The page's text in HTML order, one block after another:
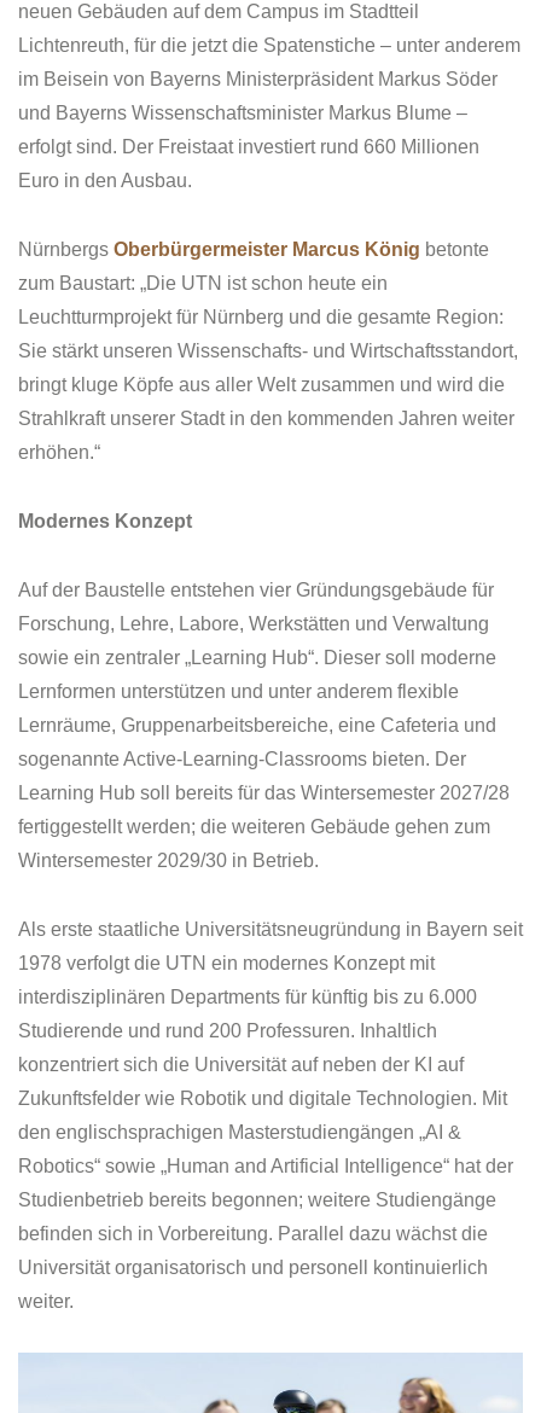
neuen Gebäuden auf dem Campus im Stadtteil
Lichtenreuth, für die jetzt die Spatenstiche – unter anderem
im Beisein von Bayerns Ministerpräsident Markus Söder
und Bayerns Wissenschaftsminister Markus Blume –
erfolgt sind. Der Freistaat investiert rund 660 Millionen
Euro in den Ausbau.
Nürnbergs Oberbürgermeister Marcus König betonte
zum Baustart: „Die UTN ist schon heute ein
Leuchtturmprojekt für Nürnberg und die gesamte Region:
Sie stärkt unseren Wissenschafts- und Wirtschaftsstandort,
bringt kluge Köpfe aus aller Welt zusammen und wird die
Strahlkraft unserer Stadt in den kommenden Jahren weiter
erhöhen.“
Modernes Konzept
Auf der Baustelle entstehen vier Gründungsgebäude für
Forschung, Lehre, Labore, Werkstätten und Verwaltung
sowie ein zentraler „Learning Hub“. Dieser soll moderne
Lernformen unterstützen und unter anderem flexible
Lernräume, Gruppenarbeitsbereiche, eine Cafeteria und
sogenannte Active-Learning-Classrooms bieten. Der
Learning Hub soll bereits für das Wintersemester 2027/28
fertiggestellt werden; die weiteren Gebäude gehen zum
Wintersemester 2029/30 in Betrieb.
Als erste staatliche Universitätsneugründung in Bayern seit
1978 verfolgt die UTN ein modernes Konzept mit
interdisziplinären Departments für künftig bis zu 6.000
Studierende und rund 200 Professuren. Inhaltlich
konzentriert sich die Universität auf neben der KI auf
Zukunftsfelder wie Robotik und digitale Technologien. Mit
den englischsprachigen Masterstudiengängen „AI &
Robotics“ sowie „Human and Artificial Intelligence“ hat der
Studienbetrieb bereits begonnen; weitere Studiengänge
befinden sich in Vorbereitung. Parallel dazu wächst die
Universität organisatorisch und personell kontinuierlich
weiter.